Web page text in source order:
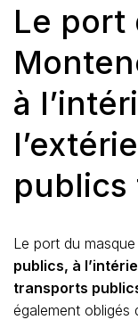
Le port
à
publics
Le port du
publics, à
transports
également obligés